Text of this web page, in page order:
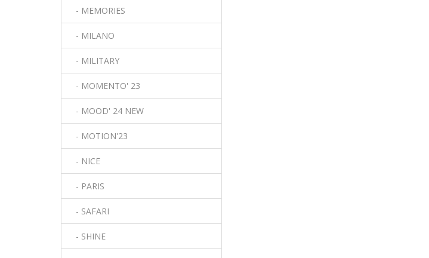
- MEMORIES
- MILANO
- MILITARY
- MOMENTO' 23
- MOOD' 24 NEW
- MOTION'23
- NICE
- PARIS
- SAFARI
- SHINE